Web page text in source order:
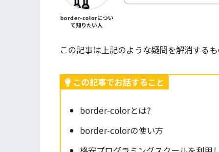
border-colorについ
て知りたい人
この記事は上記のような疑問を解消する
この記事でお話すること
border-colorとは?
border-colorの使い方